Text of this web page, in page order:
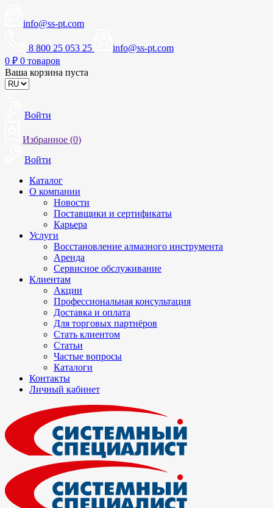
info@ss-pt.com
8 800 25 053 25
info@ss-pt.com
0 ₽ 0 товаров
Ваша корзина пуста
Войти
Избранное (0)
Войти
Каталог
О компании
Новости
Поставщики и сертификаты
Карьера
Услуги
Восстановление алмазного инструмента
Аренда
Сервисное обслуживание
Клиентам
Акции
Профессиональная консультация
Доставка и оплата
Для торговых партнёров
Стать клиентом
Статьи
Частые вопросы
Каталоги
Контакты
Личный кабинет